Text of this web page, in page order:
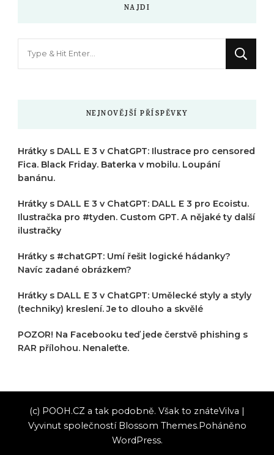
NAJDI
NEJNOVĚJŠÍ PŘÍSPĚVKY
Hrátky s DALL E 3 v ChatGPT: Ilustrace pro censored
Fica. Black Friday. Baterka v mobilu. Loupání
banánu.
Hrátky s DALL E 3 v ChatGPT: DALL E 3 pro Ecoistu.
Ilustračka pro #tyden. Custom GPT. A nějaké ty další
ilustračky
Hrátky s #chatGPT: Umí řešit logické hádanky?
Navíc zadané obrázkem?
Hrátky s DALL E 3 v ChatGPT: Umělecké styly a styly
(techniky) kreslení. Je to dlouho a skvělé
POZOR! Na Facebooku teď jede čerstvě phishing s
RAR přílohou. Nenaleťte.
(c) POOH.CZ a tak podobně. Však to znáteVilva |
Vyvinut společností Blossom Themes.Poháněno
WordPress.